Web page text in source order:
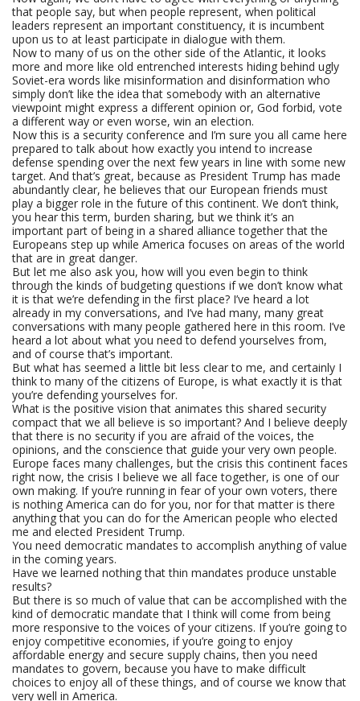
that people say, but when people represent, when political
leaders represent an important constituency, it is incumbent
upon us to at least participate in dialogue with them.
Now to many of us on the other side of the Atlantic, it looks
more and more like old entrenched interests hiding behind ugly
Soviet-era words like misinformation and disinformation who
simply don’t like the idea that somebody with an alternative
viewpoint might express a different opinion or, God forbid, vote
a different way or even worse, win an election.
Now this is a security conference and I’m sure you all came here
prepared to talk about how exactly you intend to increase
defense spending over the next few years in line with some new
target. And that’s great, because as President Trump has made
abundantly clear, he believes that our European friends must
play a bigger role in the future of this continent. We don’t think,
you hear this term, burden sharing, but we think it’s an
important part of being in a shared alliance together that the
Europeans step up while America focuses on areas of the world
that are in great danger.
But let me also ask you, how will you even begin to think
through the kinds of budgeting questions if we don’t know what
it is that we’re defending in the first place? I’ve heard a lot
already in my conversations, and I’ve had many, many great
conversations with many people gathered here in this room. I’ve
heard a lot about what you need to defend yourselves from,
and of course that’s important.
But what has seemed a little bit less clear to me, and certainly I
think to many of the citizens of Europe, is what exactly it is that
you’re defending yourselves for.
What is the positive vision that animates this shared security
compact that we all believe is so important? And I believe deeply
that there is no security if you are afraid of the voices, the
opinions, and the conscience that guide your very own people.
Europe faces many challenges, but the crisis this continent faces
right now, the crisis I believe we all face together, is one of our
own making. If you’re running in fear of your own voters, there
is nothing America can do for you, nor for that matter is there
anything that you can do for the American people who elected
me and elected President Trump.
You need democratic mandates to accomplish anything of value
in the coming years.
Have we learned nothing that thin mandates produce unstable
results?
But there is so much of value that can be accomplished with the
kind of democratic mandate that I think will come from being
more responsive to the voices of your citizens. If you’re going to
enjoy competitive economies, if you’re going to enjoy
affordable energy and secure supply chains, then you need
mandates to govern, because you have to make difficult
choices to enjoy all of these things, and of course we know that
very well in America.